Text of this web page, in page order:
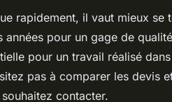
rapidement, il vaut mieux se
pour un gage de
pour un travail réalisé
pas à comparer les devis
contacter.